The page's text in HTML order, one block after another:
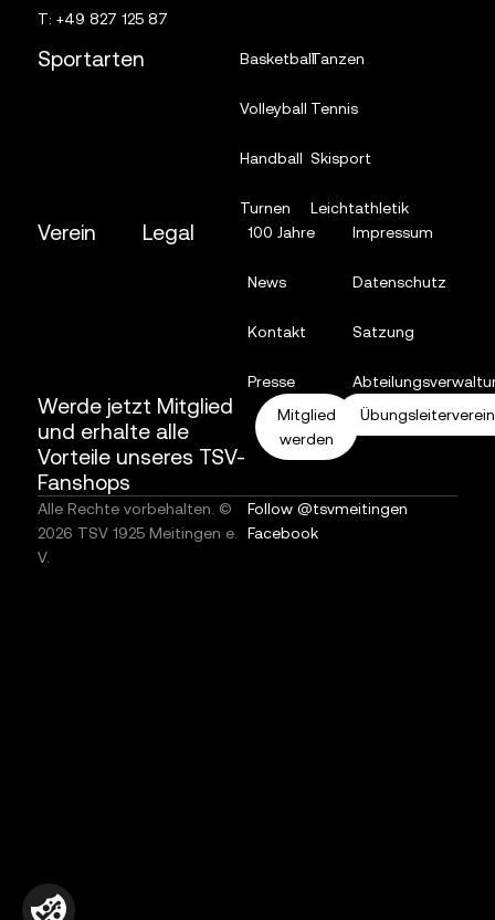
T: +49 827 125 87
Sportarten Basketball
Volleyball
Handball
Turnen
Tanzen
Tennis
Skisport
Leichtathletik
Verein Legal 100 Jahre
News
Kontakt
Presse
Impressum
Datenschutz
Satzung
Werde jetzt Mitglied
und erhalte alle
Vorteile unseres TSV-
Fanshops
Mitglied
werden
Alle Rechte vorbehalten. ©
2026 TSV 1925 Meitingen e.
V.
Follow @tsvmeitingen
Facebook